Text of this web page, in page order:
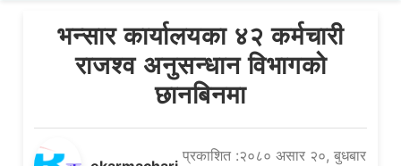
भन्सार कार्यालयका ४२ कर्मचारी
राजश्व अनुसन्धान विभागको
छानबिनमा
प्रकाशित :२०८० असार २०, बुधबार